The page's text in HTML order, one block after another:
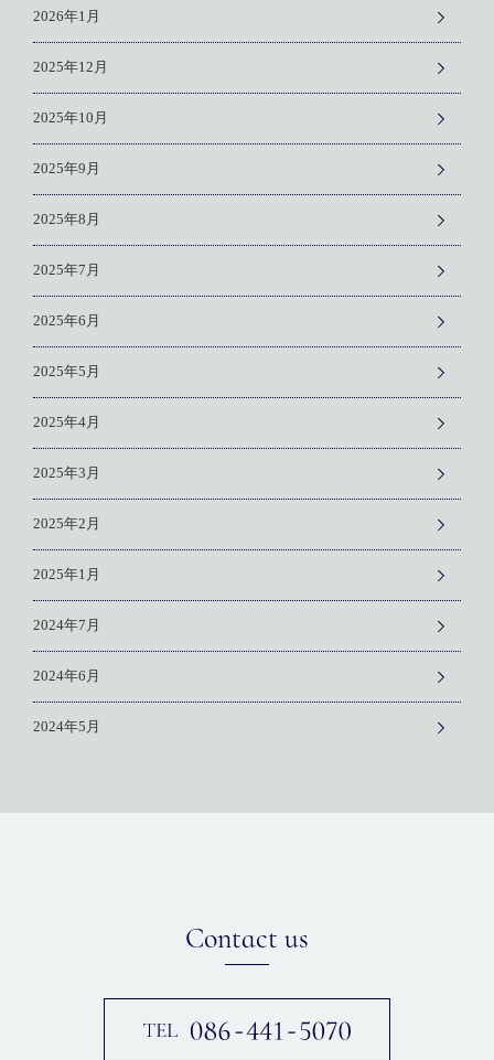
2026年1月
2025年12月
2025年10月
2025年9月
2025年8月
2025年7月
2025年6月
2025年5月
2025年4月
2025年3月
2025年2月
2025年1月
2024年7月
2024年6月
2024年5月
Contact us